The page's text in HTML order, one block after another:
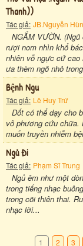
Thanh))
Tác giả: JB.Nguyễn
NGẮM VƯỜN.
rượi nom nhìn khổ
nhiên vỗ ngực cứ
ưa thèm ngõ nhỏ
Bệnh Ngu
Tác giả: Lê Huy Trứ
Dốt có thể dạy cho
vô phương cứu chữa.
muốn truyền nhiễm
Ngủ Đi
Tác giả: Phạm Sĩ Trung
Ngủ êm như một
trong tiếng nhạc
trong cõi thiên thai.
nhạc lời...
1 2 3